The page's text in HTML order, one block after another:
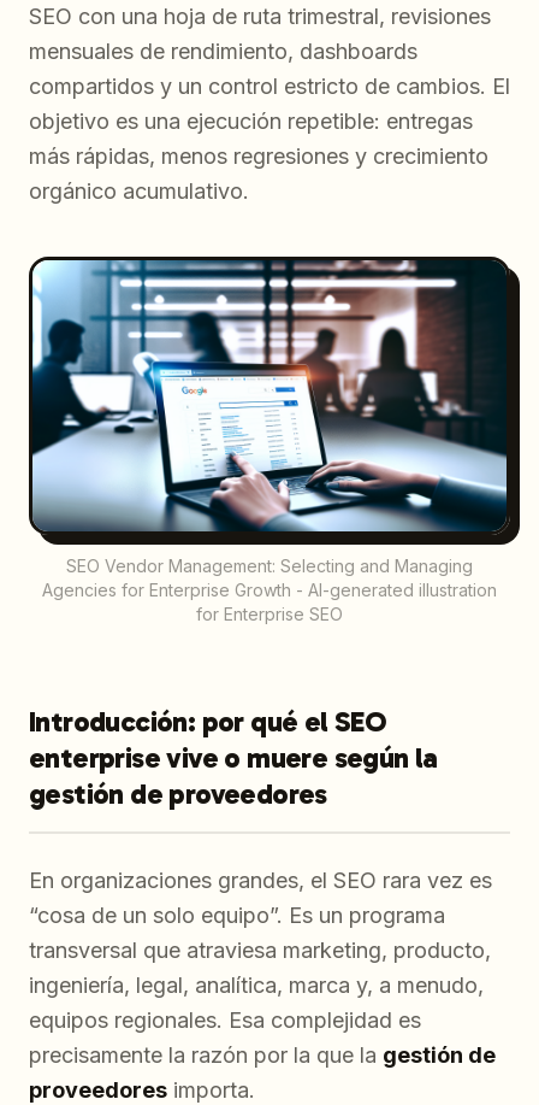
SEO con una hoja de ruta trimestral, revisiones
mensuales de rendimiento, dashboards
compartidos y un control estricto de cambios. El
objetivo es una ejecución repetible: entregas
más rápidas, menos regresiones y crecimiento
orgánico acumulativo.
SEO Vendor Management: Selecting and Managing
Agencies for Enterprise Growth - AI-generated illustration
for Enterprise SEO
Introducción: por qué el SEO
enterprise vive o muere según la
gestión de proveedores
En organizaciones grandes, el SEO rara vez es
“cosa de un solo equipo”. Es un programa
transversal que atraviesa marketing, producto,
ingeniería, legal, analítica, marca y, a menudo,
equipos regionales. Esa complejidad es
precisamente la razón por la que la gestión de
proveedores importa.